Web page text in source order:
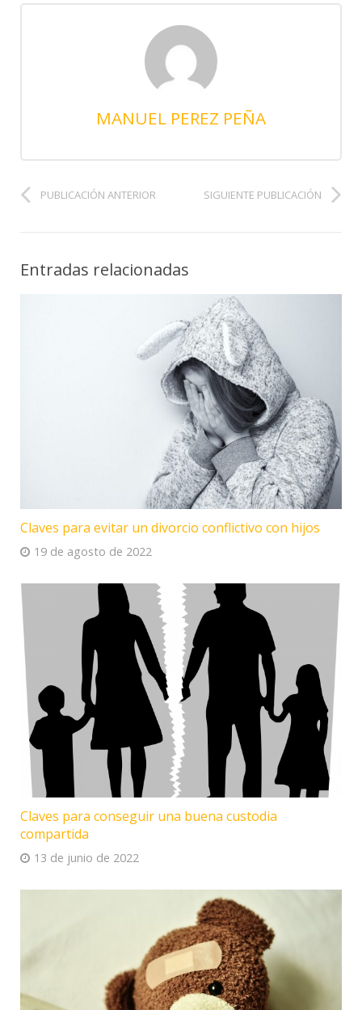
MANUEL PEREZ PEÑA
PUBLICACIÓN ANTERIOR SIGUIENTE PUBLICACIÓN
Entradas relacionadas
Claves para evitar un divorcio conflictivo con hijos
19 de agosto de 2022
Claves para conseguir una buena custodia
compartida
13 de junio de 2022